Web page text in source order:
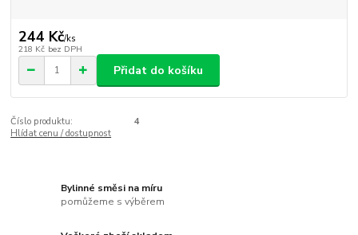
244 Kč/ks
218 Kč bez DPH
Přidat do košíku
Číslo produktu:
4
Hlídat cenu / dostupnost
Bylinné směsi na míru
pomůžeme s výběrem